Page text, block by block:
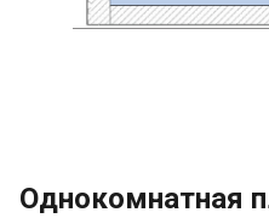
Однокомнатная